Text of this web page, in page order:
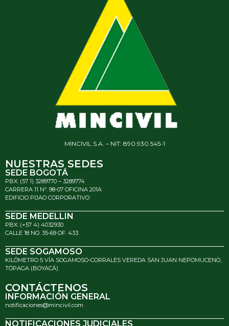
MINCIVIL S.A. – NIT: 890.930.545-1
NUESTRAS SEDES
SEDE BOGOTÁ
PBX: (57 1) 3289770 – 3289774
CARRERA 11 Nº. 98-07 OFICINA 201A
EDIFICIO PIJAO CORPORATIVO
SEDE MEDELLIN
PBX: (+57 4) 4032930
CALLE 18 NO. 35-69 OF. 433
SEDE SOGAMOSO
KILÓMETRO 5 VÍA SOGAMOSO-CORRALES VEREDA SAN JUAN NEPOMUCENO,
TÓPAGA (BOYACÁ)
CONTÁCTENOS
INFORMACIÓN GENERAL
notificaciones@mincivil.com
NOTIFICACIONES JUDICIALES